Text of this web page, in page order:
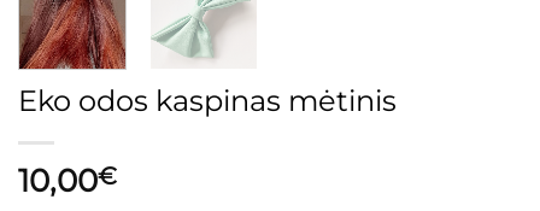
Eko odos kaspinas mėtinis
10,00€